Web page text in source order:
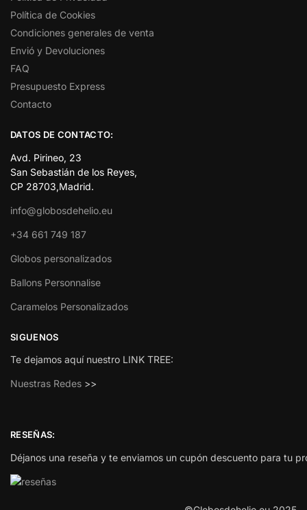
Política de Cookies
Condiciones generales de venta
Envió y Devoluciones
FAQ
Presupuesto Express
Contacto
DATOS DE CONTACTO:
Avd. Pirineo, 23
San Sebastián de los Reyes,
CP 28703,Madrid.
info@globosdehelio.eu
+34 661 749 187
Globos personalizados
Ballons Personnalise
Caramelos Personalizados
SIGUENOS
Te dejamos aquí nuestro LINK TREE:
Nuestras Redes >>
RESEÑAS:
Déjanos una reseña y te enviamos un cupón descuento para tu